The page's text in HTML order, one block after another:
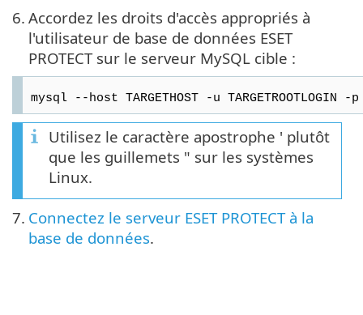
6. Accordez les droits d'accès appropriés à
l'utilisateur de base de données ESET
PROTECT sur le serveur MySQL cible :
mysql --host TARGETHOST -u TARGETROOTLOGIN -
Utilisez le caractère apostrophe ' plutôt
que les guillemets " sur les systèmes
Linux.
7. Connectez le serveur ESET PROTECT à la
base de données.